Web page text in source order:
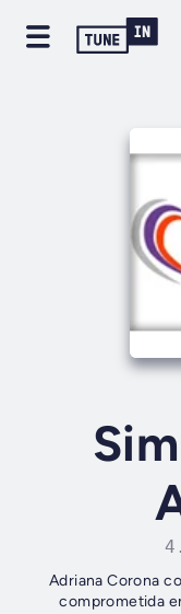
Adriana Corona
comprometida